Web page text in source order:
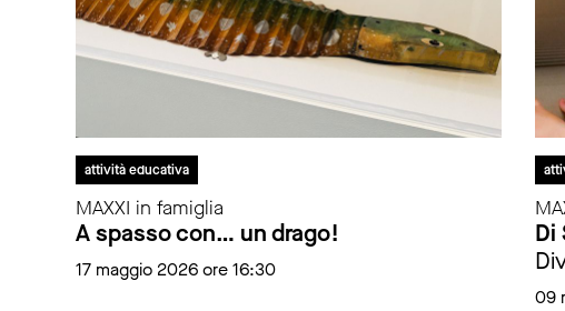
attività educativa
MAXXI in famiglia
A spasso con… un drago!
17 maggio 2026 ore 16:30
Di
09